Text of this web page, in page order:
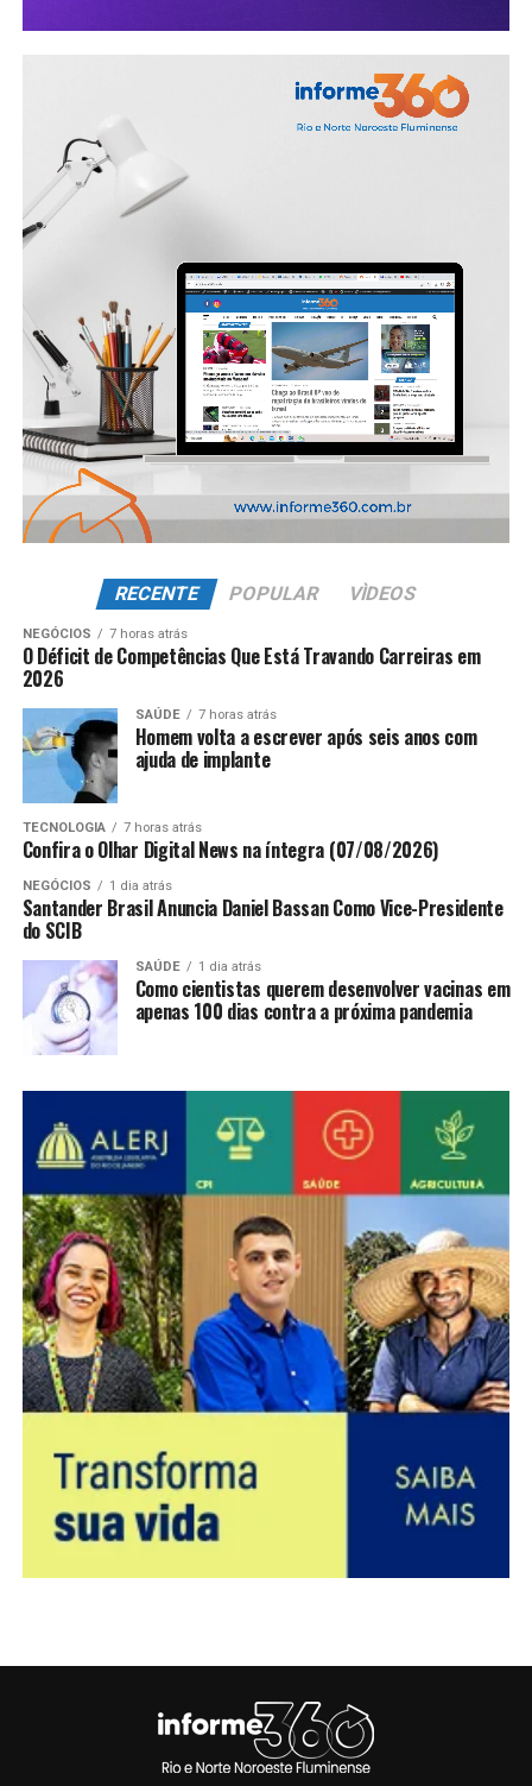
RECENTE POPULAR VÌDEOS
NEGÓCIOS 7 horas atrás
O Déficit de Competências Que Está Travando Carreiras em
2026
SAÚDE 7 horas atrás
Homem volta a escrever após seis anos com
ajuda de implante
TECNOLOGIA 7 horas atrás
Confira o Olhar Digital News na íntegra (07/08/2026)
NEGÓCIOS 1 dia atrás
Santander Brasil Anuncia Daniel Bassan Como Vice-Presidente
do SCIB
SAÚDE 1 dia atrás
Como cientistas querem desenvolver vacinas em
apenas 100 dias contra a próxima pandemia